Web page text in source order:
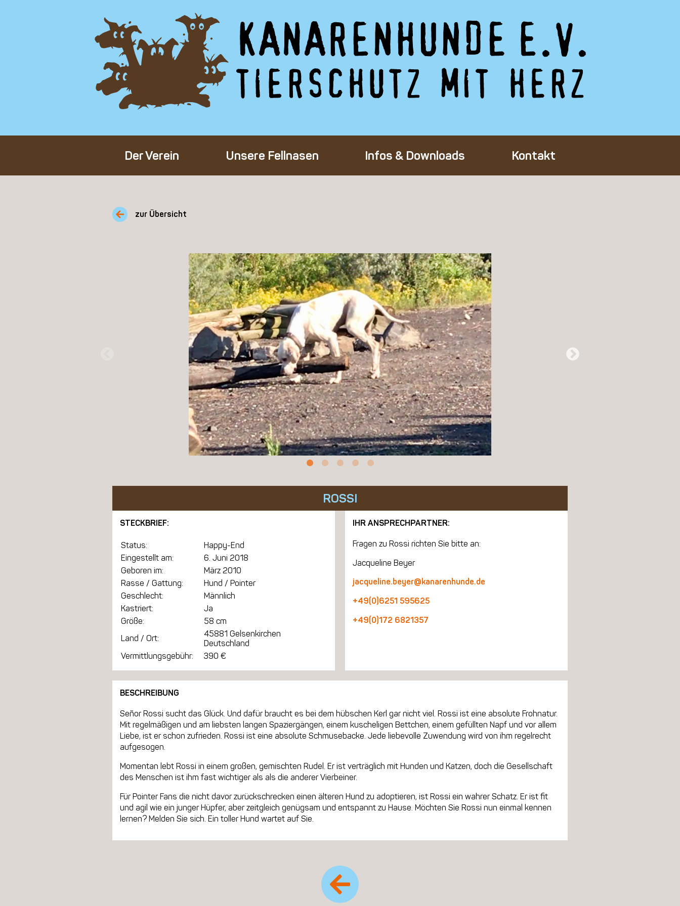
Der Verein
Über den Verein
Unser Team
Unsere Fellnasen
Alle Hunde
Infos & Downloads
Adoption eines Tieres
Pflegestelle
Mitgliedschaft
Spenden
Kontakt
zur Übersicht
ROSSI
STECKBRIEF:
Status:
Happy-End
Eingestellt am:
6. Juni 2018
Geboren im:
März 2010
Rasse / Gattung:
Hund / Pointer
Geschlecht:
Männlich
Kastriert:
Ja
Größe:
58 cm
Land / Ort:
45881 Gelsenkirchen
Deutschland
Vermittlungsgebühr:
390 €
IHR ANSPRECHPARTNER:
Fragen zu Rossi richten Sie bitte an:
Jacqueline Beyer
jacqueline.beyer@kanarenhunde.de
+49(0)6251 595625
+49(0)172 6821357
BESCHREIBUNG
Señor Rossi sucht das Glück. Und dafür braucht es bei dem hübschen Kerl gar nicht viel. Rossi ist eine absolute Frohnatur.
Mit regelmäßigen und am liebsten langen Spaziergängen, einem kuscheligen Bettchen, einem gefüllten Napf und vor allem
Liebe, ist er schon zufrieden. Rossi ist eine absolute Schmusebacke. Jede liebevolle Zuwendung wird von ihm regelrecht
aufgesogen.
Momentan lebt Rossi in einem großen, gemischten Rudel. Er ist verträglich mit Hunden und Katzen, doch die Gesellschaft
des Menschen ist ihm fast wichtiger als als die anderer Vierbeiner.
Für Pointer Fans die nicht davor zurückschrecken einen älteren Hund zu adoptieren, ist Rossi ein wahrer Schatz. Er ist fit
und agil wie ein junger Hüpfer, aber zeitgleich genügsam und entspannt zu Hause. Möchten Sie Rossi nun einmal kennen
lernen? Melden Sie sich. Ein toller Hund wartet auf Sie.